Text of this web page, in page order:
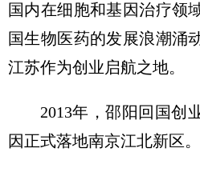
国内在细胞和基因治疗领
国生物医药的发展浪潮涌
江苏作为创业启航之地。
2013年，邵阳回国创
因正式落地南京江北新区。